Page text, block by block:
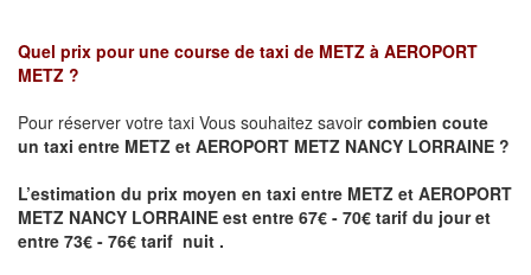
Quel prix pour une course de taxi de METZ à AEROPORT
METZ ?
Pour réserver votre taxi Vous souhaitez savoir combien coute
un taxi entre METZ et AEROPORT METZ NANCY LORRAINE ?
L’estimation du prix moyen en taxi entre METZ et AEROPORT
METZ NANCY LORRAINE est entre 67€ - 70€ tarif du jour et
entre 73€ - 76€ tarif nuit .